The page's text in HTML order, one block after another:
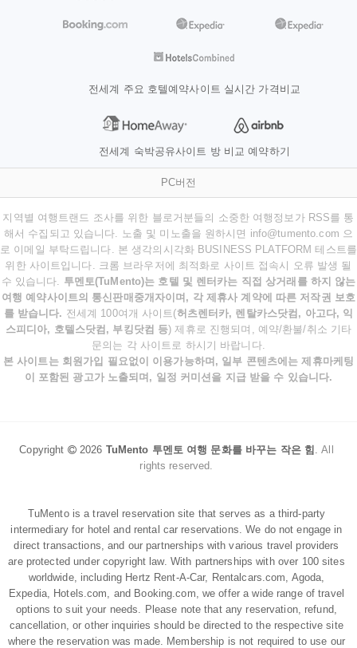
전세계 주요 호텔예약사이트 실시간 가격비교
전세계 숙박공유사이트 방 비교 예약하기
PC버전
지역별 여행트랜드 조사를 위한 블로거분들의 소중한 여행정보가 RSS를 통
해서 수집되고 있습니다. 노출 및 미노출을 원하시면 info@tumento.com 으
로 이메일 부탁드립니다. 본 생각의시각화 BUSINESS PLATFORM 테스트를
위한 사이트입니다. 크롬 브라우저에 최적화로 사이트 접속시 오류 발생 될
수 있습니다. 투멘토(TuMento)는 호텔 및 렌터카는 직접 상거래를 하지 않는
여행 예약사이트의 통신판매중개자이며, 각 제휴사 계약에 따른 저작권 보호
를 받습니다. 전세계 100여개 사이트(허츠렌터카, 렌탈카스닷컴, 아고다, 익
스피디아, 호텔스닷컴, 부킹닷컴 등) 제휴로 진행되며, 예약/환불/취소 기타
문의는 각 사이트로 하시기 바랍니다.
본 사이트는 회원가입 필요없이 이용가능하며, 일부 콘텐츠에는 제휴마케팅
이 포함된 광고가 노출되며, 일정 커미션을 지급 받을 수 있습니다.
Copyright 2026 TuMento 투멘토 여행 문화를 바꾸는 작은 힘 .All
rights reserved.
TuMento is a travel reservation site that serves as a third-party
intermediary for hotel and rental car reservations. We do not engage in
direct transactions, and our partnerships with various travel providers
are protected under copyright law. With partnerships with over 100 sites
worldwide, including Hertz Rent-A-Car, Rentalcars.com, Agoda,
Expedia, Hotels.com, and Booking.com, we offer a wide range of travel
options to suit your needs. Please note that any reservation, refund,
cancellation, or other inquiries should be directed to the respective site
where the reservation was made. Membership is not required to use our